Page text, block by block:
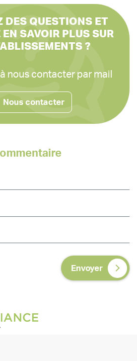
DES QUESTIONS ET
SAVOIR PLUS SUR
?
à nous contacter par mail
Nous contacter
Envoyer